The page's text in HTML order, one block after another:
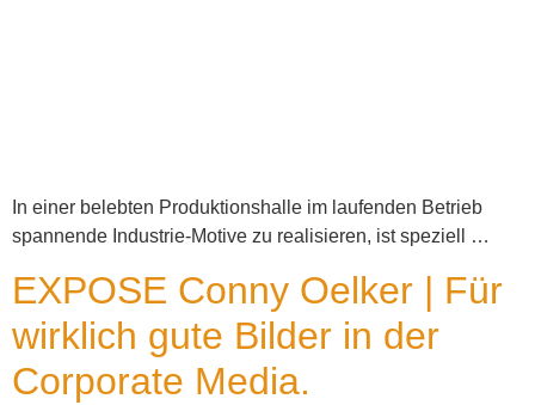
In einer belebten Produktionshalle im laufenden Betrieb
spannende Industrie-Motive zu realisieren, ist speziell …
EXPOSE Conny Oelker | Für
wirklich gute Bilder in der
Corporate Media.